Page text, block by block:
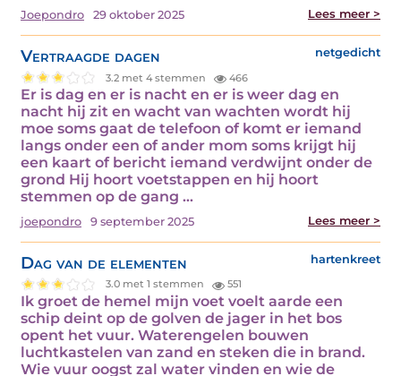
Joepondro 29 oktober 2025 Lees meer >
Vertraagde dagen netgedicht
3.2 met 4 stemmen 466
Er is dag en er is nacht en er is weer dag en
nacht hij zit en wacht van wachten wordt hij
moe soms gaat de telefoon of komt er iemand
langs onder een of ander mom soms krijgt hij
een kaart of bericht iemand verdwijnt onder de
grond Hij hoort voetstappen en hij hoort
stemmen op de gang ...
joepondro 9 september 2025 Lees meer >
Dag van de elementen hartenkreet
3.0 met 1 stemmen 551
Ik groet de hemel mijn voet voelt aarde een
schip deint op de golven de jager in het bos
opent het vuur. Waterengelen bouwen
luchtkastelen van zand en steken die in brand.
Wie vuur oogst zal water vinden en wie de